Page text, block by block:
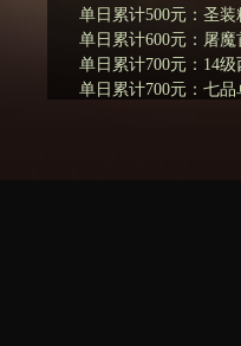
单日累计500元：圣装
单日累计600元：屠
单日累计700元：14
单日累计700元：七